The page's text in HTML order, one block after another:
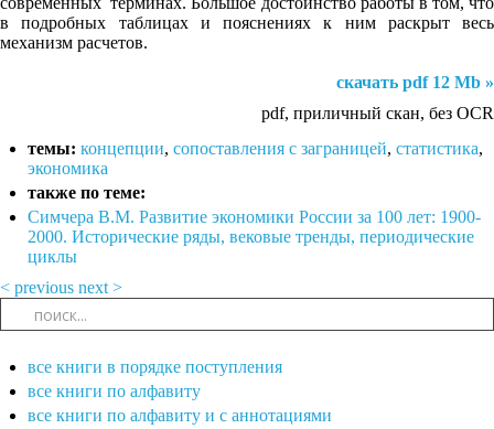
в подробных таблицах и пояснениях к ним раскрыт весь
механизм расчетов.
скачать pdf 12 Mb »
pdf, приличный скан, без OCR
темы: концепции, сопоставления с заграницей, статистика,
экономика
также по теме:
Симчера В.М. Развитие экономики России за 100 лет: 1900-
2000. Исторические ряды, вековые тренды, периодические
циклы
< previous next >
все книги в порядке поступления
все книги по алфавиту
все книги по алфавиту и с аннотациями